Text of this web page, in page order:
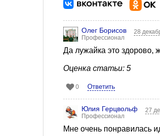
Олег Борисов
Профессионал
28
Да лужайка это здорово,
Оценка статьи: 5
0 Ответить
Юлия Герцвольф
Профессионал
27
Мне очень понравилась